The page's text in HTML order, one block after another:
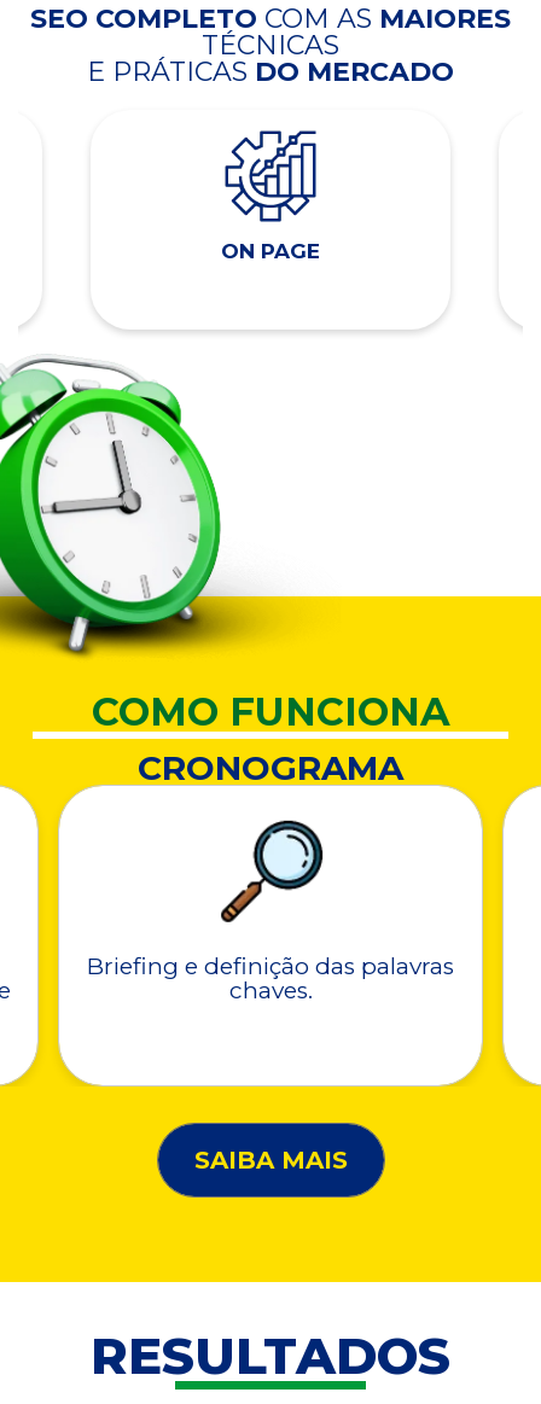
SEO COMPLETO COM AS MAIORES
TÉCNICAS
E PRÁTICAS DO MERCADO
ON PAGE
COMO FUNCIONA
CRONOGRAMA
Briefing e definição das palavras
chaves.
SAIBA MAIS
RESULTADOS